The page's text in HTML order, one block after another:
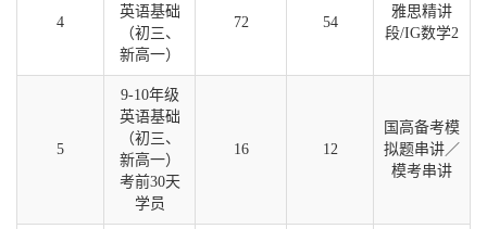
4
英语基础
（初三、
新高一）
72 54
雅思精讲
段/IG数学2
5
9-10年级
英语基础
（初三、
新高一）
考前30天
学员
16 12
国高备考模
拟题串讲／
模考串讲